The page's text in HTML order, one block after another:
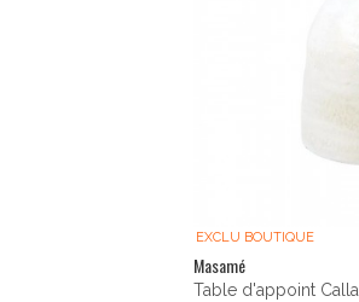
EXCLU BOUTIQUE
Masamé
Table d'appoint Calla